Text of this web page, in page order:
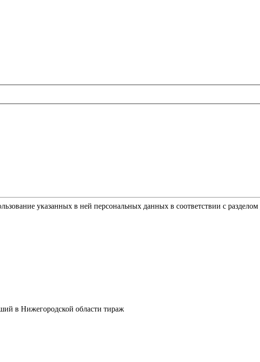
указанных в ней персональных данных в соответствии с разделом
в Нижегородской области тираж